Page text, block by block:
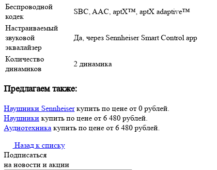
Беспроводной
кодек
SBC, AAC, aptX™, aptX adaptive™
Настраиваемый
звуковой
эквалайзер
Да, через Sennheiser Smart Control app
Количество
динамиков
2 динамика
Предлагаем также:
Наушники Sennheiserкупить по цене от 0 рублей.
Наушники купить по цене от 6 480 рублей.
Аудиотехника купить по цене от 6 480 рублей.
Назад к списку
Подписаться
на новости и акции